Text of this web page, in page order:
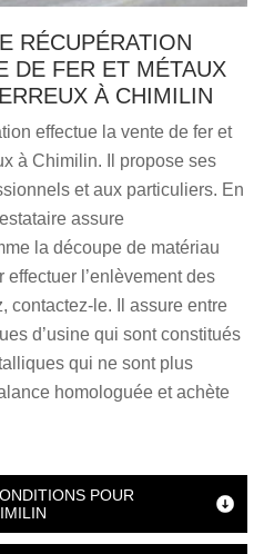
RÉCUPÉRATION
DE FER ET MÉTAUX
À CHIMILIN
effectue la vente de fer et
à Chimilin. Il propose ses
et aux particuliers. En
assure
la découpe de matériau
l’enlèvement des
contactez-le. Il assure entre
d’usine qui sont constitués
qui ne sont plus
homologuée et achète
POUR